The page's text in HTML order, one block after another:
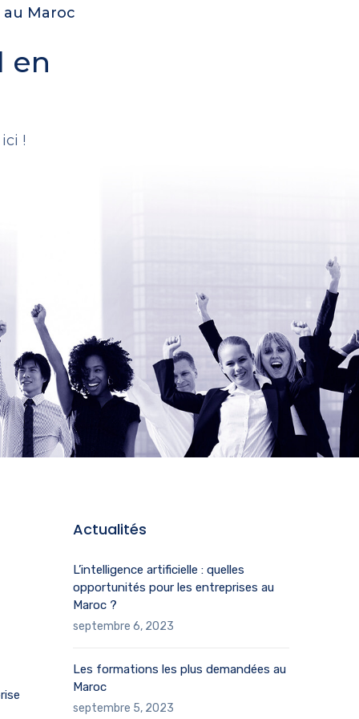
Maroc
en
!
Actualités
L’intelligence artificielle : quelles
opportunités pour les entreprises au
Maroc ?
septembre 6, 2023
Les formations les plus demandées au
Maroc
septembre 5, 2023